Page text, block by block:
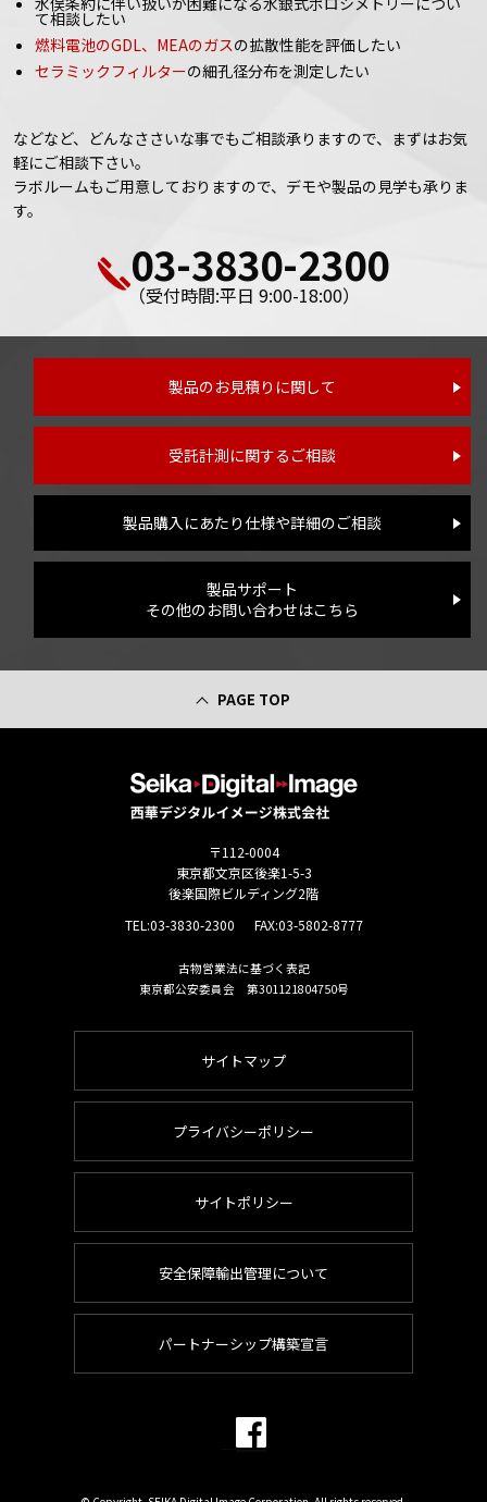
て相談したい
燃料電池のGDL、MEAのガスの拡散性能を評価したい
セラミックフィルターの細孔径分布を測定したい
などなど、どんなささいな事でもご相談承りますので、まずはお気
軽にご相談下さい。
ラボルームもご用意しておりますので、デモや製品の見学も承りま
す。
03-3830-2300
（受付時間:平日 9:00-18:00）
製品のお見積りに関して
受託計測に関するご相談
製品購入にあたり仕様や詳細のご相談
製品サポート
その他のお問い合わせはこちら
PAGE TOP
〒112-0004
東京都文京区後楽1-5-3
後楽国際ビルディング2階
TEL:03-3830-2300 FAX:03-5802-8777
古物営業法に基づく表記
東京都公安委員会 第301121804750号
サイトマップ
プライバシーポリシー
サイトポリシー
安全保障輸出管理について
パートナーシップ構築宣言